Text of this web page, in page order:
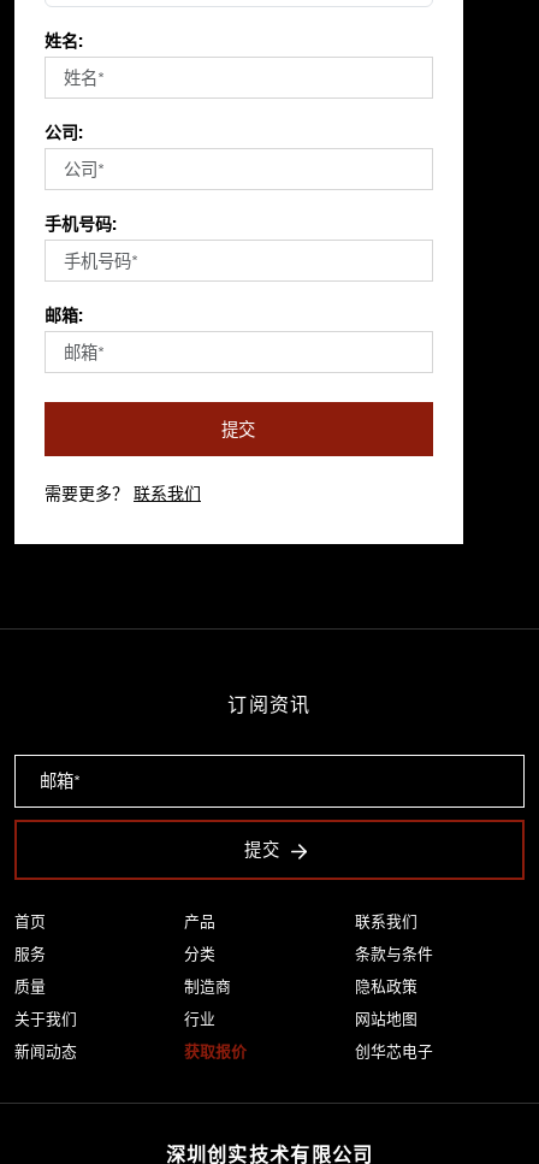
姓名:
公司:
手机号码:
邮箱:
提交
需要更多？ 联系我们
首页
服务
质量
关于我们
新闻动态
产品
分类
制造商
行业
获取报价
联系我们
条款与条件
隐私政策
网站地图
创华芯电子
订阅资讯
提交
深圳创实技术有限公司